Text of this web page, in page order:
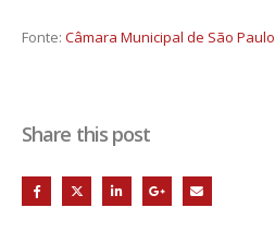
Fonte: Câmara Municipal de São Paulo
Share this post